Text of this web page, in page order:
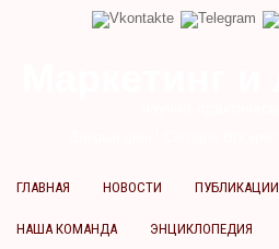
ГЛАВНАЯ НОВОСТИ ПУБЛИКАЦИИ
НАША КОМАНДА ЭНЦИКЛОПЕДИЯ